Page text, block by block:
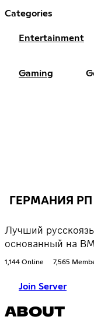
Categories
Entertainment
Gaming
ГЕРМАНИЯ РП
Лучший
основанный на
1,144 Online 7,565
Join Server
ABOUT